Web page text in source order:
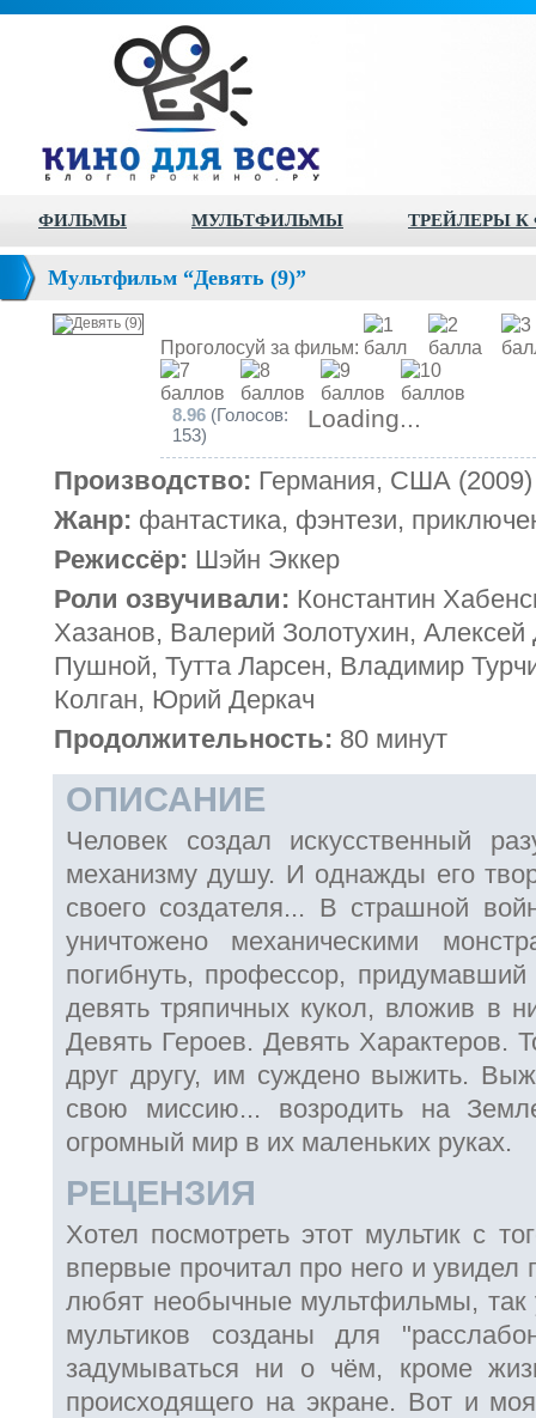
ФИЛЬМЫ МУЛЬТФИЛЬМЫ ТРЕЙЛЕРЫ
Мультфильм “Девять (9)”
Проголосуй за фильм:
8.96 (Голосов:
153)
Loading...
Производство: Германия, США (2009)
Жанр: фантастика, фэнтези,
Режиссёр: Шэйн Эккер
Роли озвучивали: Константин
Хазанов, Валерий Золотухин,
Пушной, Тутта Ларсен, Владимир
Колган, Юрий Деркач
Продолжительность: 80 минут
ОПИСАНИЕ
Человек создал искусственный
механизму душу. И однажды его
своего создателя... В страшной
уничтожено механическими
погибнуть, профессор,
девять тряпичных кукол, вложив в
Девять Героев. Девять Характеров.
друг другу, им суждено выжить.
свою миссию... возродить на
огромный мир в их маленьких руках.
РЕЦЕНЗИЯ
Хотел посмотреть этот мультик с
впервые прочитал про него и
любят необычные мультфильмы, так
мультиков созданы для
задумываться ни о чём, кроме
происходящего на экране. Вот и